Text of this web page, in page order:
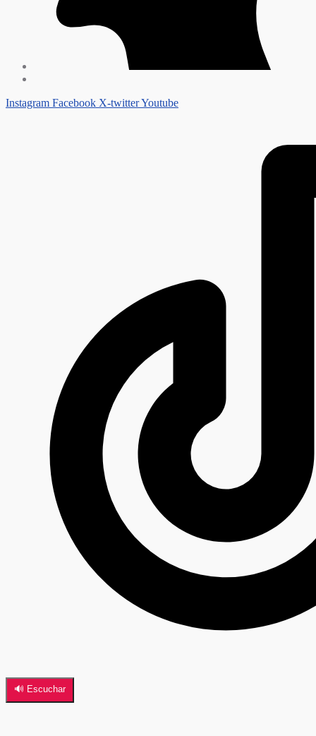
Instagram Facebook X-twitterYoutube
🔊 Escuchar